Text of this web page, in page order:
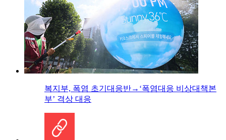
복지부, 폭염 초기대응반→‘폭염대응 비상대책본
부’ 격상 대응